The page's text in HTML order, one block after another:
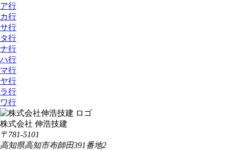
ア行
カ行
サ行
タ行
ナ行
ハ行
マ行
ヤ行
ラ行
ワ行
株式会社 伸浩技建
〒781-5101
高知県高知市布師田391番地2